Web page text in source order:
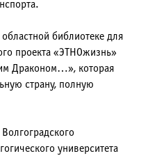
библиотеке для
проекта «ЭТНОжизнь»
Драконом…», которая
страну, полную
университета